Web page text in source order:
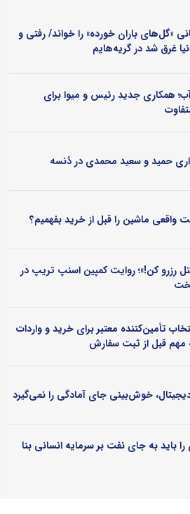
«گل‌های باران خورده» را خواند/ رفتی و
غرق شد در گریه‌هایم
آب؛ همکاری جدید رئیس و میوا برای
حمید و سعید محمدی در دُنسه
واقعی ماشین را قبل از خرید بفهمیم؟
رزرو کن!»؛ روایت کمپین اسنپ تریپ در
تأمین‌کننده معتبر برای خرید و واردات
خوش‌بینی جای آمادگی را نمی‌گیرد
را باید به جای نفت بر سرمایه انسانی بنا